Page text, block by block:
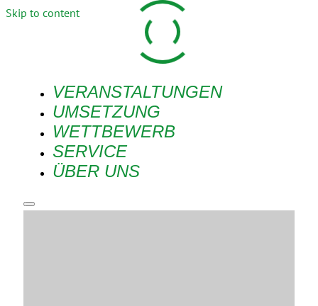
Skip to content
VERANSTALTUNGEN
UMSETZUNG
WETTBEWERB
SERVICE
ÜBER UNS
Main